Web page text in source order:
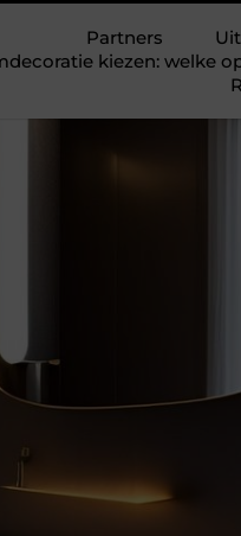
Partners
kiezen: welke